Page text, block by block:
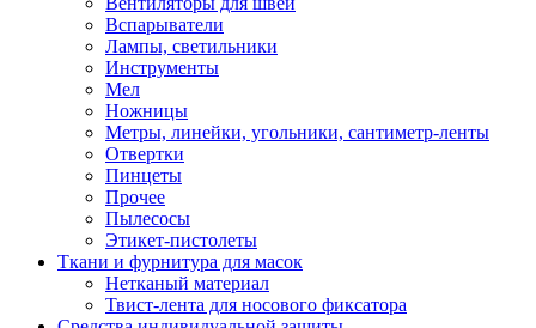
Вспарыватели
Лампы, светильники
Инструменты
Мел
Ножницы
Метры, линейки, угольники, сантиметр-ленты
Отвертки
Пинцеты
Прочее
Пылесосы
Этикет-пистолеты
Ткани и фурнитура для масок
Нетканый материал
Твист-лента для носового фиксатора